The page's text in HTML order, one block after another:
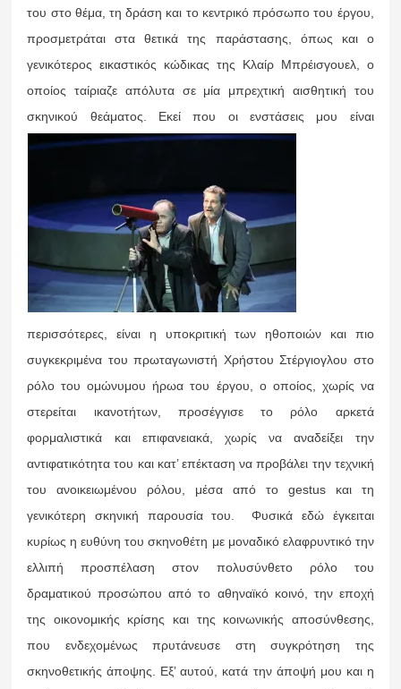
του στο θέμα, τη δράση και το κεντρικό πρόσωπο του έργου,
προσμετράται στα θετικά της παράστασης, όπως και ο
γενικότερος εικαστικός κώδικας της Κλαίρ Μπρέισγουελ, ο
οποίος ταίριαζε απόλυτα σε μία μπρεχτική αισθητική του
σκηνικού θεάματος. Εκεί που οι ενστάσεις μου είναι
περισσότερες, είναι η υποκριτική των ηθοποιών και πιο
συγκεκριμένα του πρωταγωνιστή Χρήστου Στέργιογλου στο
ρόλο του ομώνυμου ήρωα του έργου, ο οποίος, χωρίς να
στερείται ικανοτήτων, προσέγγισε το ρόλο αρκετά
φορμαλιστικά και επιφανειακά, χωρίς να αναδείξει την
αντιφατικότητα του και κατ’ επέκταση να προβάλει την τεχνική
του ανοικειωμένου ρόλου, μέσα από το gestus και τη
γενικότερη σκηνική παρουσία του. Φυσικά εδώ έγκειται
κυρίως η ευθύνη του σκηνοθέτη με μοναδικό ελαφρυντικό την
ελλιπή προσπέλαση στον πολυσύνθετο ρόλο του
δραματικού προσώπου από το αθηναϊκό κοινό, την εποχή
της οικονομικής κρίσης και της κοινωνικής αποσύνθεσης,
που ενδεχομένως πρυτάνευσε στη συγκρότηση της
σκηνοθετικής άποψης. Εξ’ αυτού, κατά την άποψή μου και η